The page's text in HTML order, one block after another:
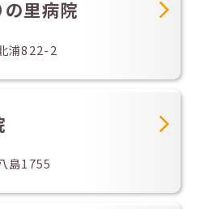
里病院
浦822-2
島1755